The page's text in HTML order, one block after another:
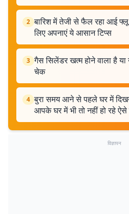
2 बारिश में तेजी से फैल रहा आई
लिए अपनाएं ये आसान टिप्स
3 गैस सिलेंडर खत्म होने वाला है या
चेक
4 बुरा समय आने से पहले घर में
आपके घर में भी तो नहीं हो रहे ऐसे
विज्ञापन